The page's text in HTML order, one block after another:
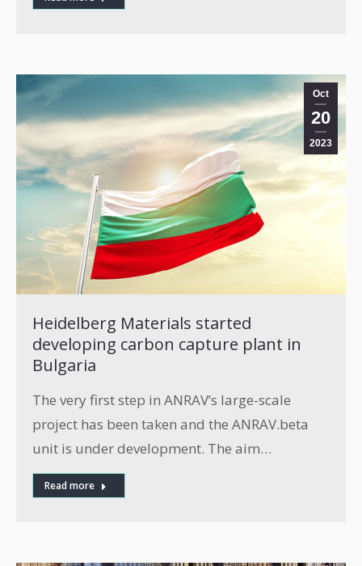
Oct
20
2023
Heidelberg Materials started
developing carbon capture plant in
Bulgaria
The very first step in ANRAV’s large-scale
project has been taken and the ANRAV.beta
unit is under development. The aim…
Read more